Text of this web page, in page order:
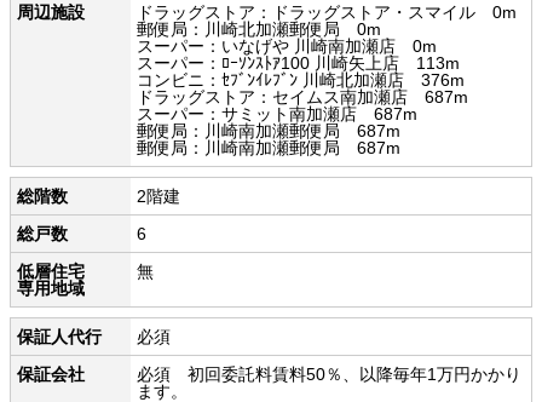
周辺施設
ドラッグストア：ドラッグストア・スマイル 0m
郵便局：川崎北加瀬郵便局 0m
スーパー：いなげや 川崎南加瀬店 0m
スーパー：ﾛｰｿﾝｽﾄｱ100 川崎矢上店 113m
コンビニ：ｾﾌﾞﾝｲﾚﾌﾞﾝ 川崎北加瀬店 376m
ドラッグストア：セイムス南加瀬店 687m
スーパー：サミット南加瀬店 687m
郵便局：川崎南加瀬郵便局 687m
郵便局：川崎南加瀬郵便局 687m
総階数
2階建
総戸数
6
低層住宅
専用地域
無
保証人代行
必須
保証会社
必須 初回委託料賃料50％、以降毎年1万円かかり
ます。